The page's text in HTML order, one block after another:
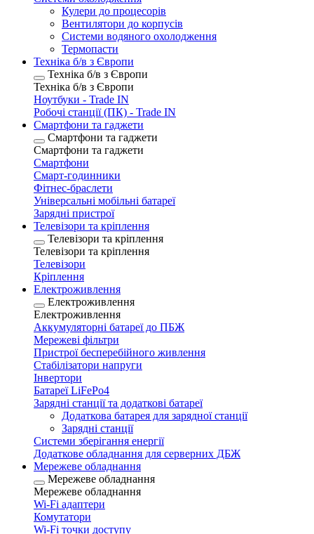
Кулери до процесорів
Вентилятори до корпусів
Системи водяного охолодження
Термопасти
Техніка б/в з Європи
Техніка б/в з Європи
Техніка б/в з Європи
Ноутбуки - Trade IN
Робочі станції (ПК) - Trade IN
Смартфони та гаджети
Смартфони та гаджети
Смартфони та гаджети
Смартфони
Смарт-годинники
Фітнес-браслети
Універсальні мобільні батареї
Зарядні пристрої
Телевізори та кріплення
Телевізори та кріплення
Телевізори та кріплення
Телевізори
Кріплення
Електроживлення
Електроживлення
Електроживлення
Аккумуляторні батареї до ПБЖ
Мережеві фільтри
Пристрої бесперебійного живлення
Стабілізатори напруги
Інвертори
Батареї LiFePo4
Зарядні станції та додаткові батареї
Додаткова батарея для зарядної станції
Зарядні станції
Системи зберігання енергії
Додаткове обладнання для серверних ДБЖ
Мережеве обладнання
Мережеве обладнання
Мережеве обладнання
Wi-Fi адаптери
Комутатори
Wi-Fi точки доступу